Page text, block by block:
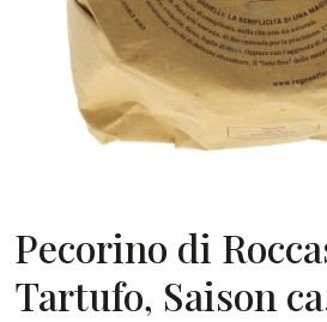
Pecorino di
Tartufo, Saison